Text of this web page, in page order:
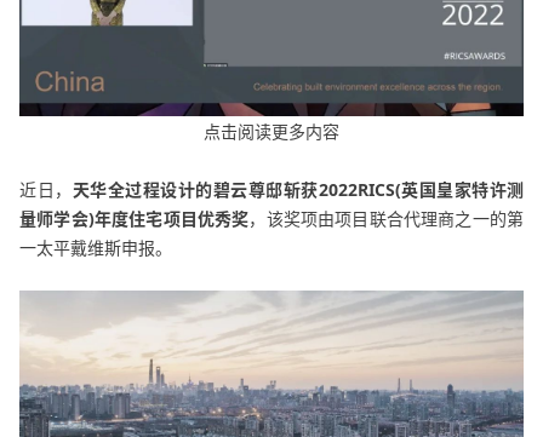
点击阅读更多内容
近日， 天华全过程设计的碧云尊邸斩获2022RICS(英国皇家特许测
量师学会)年度住宅项目优秀奖，该奖项由项目联合代理商之一的第
一太平戴维斯申报。